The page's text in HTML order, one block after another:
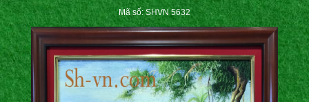
Mã số: SHVN 5632